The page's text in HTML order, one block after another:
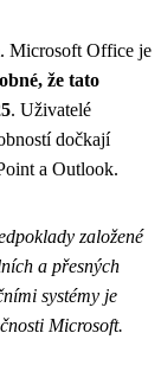
Microsoft Office je
že tato
. Uživatelé
dočkají
a Outlook.
založené
a přesných
systémy je
Microsoft.